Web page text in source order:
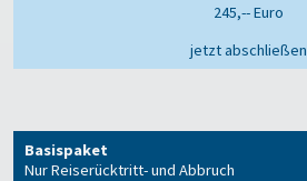
245,-- Euro
jetzt abschließen
Basispaket
Nur Reiserücktritt- und Abbruch